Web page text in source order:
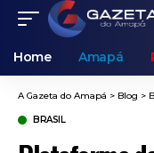
Home Amapá
A Gazeta do Amapá > Blog >
BRASIL